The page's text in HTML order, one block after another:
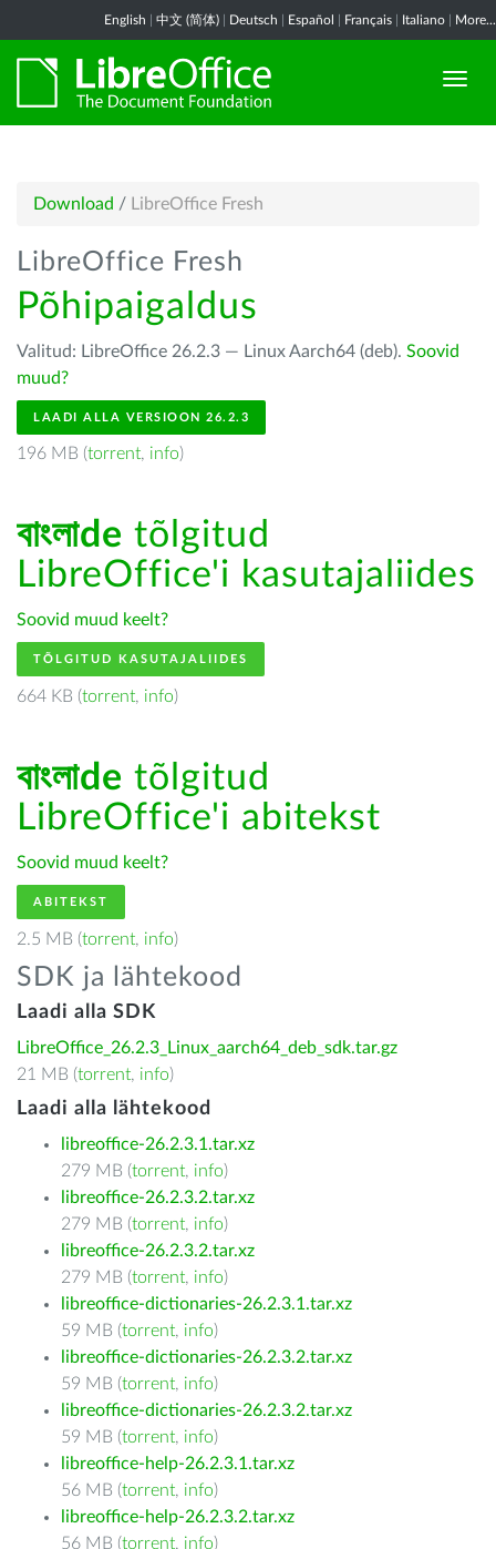
English 中文 (简体) Deutsch Español Français Italiano More...
Download / LibreOffice Fresh
LibreOffice Fresh
Põhipaigaldus
Valitud: LibreOffice 26.2.3 — Linux Aarch64 (deb). Soovid
muud?
LAADI ALLA VERSIOON 26.2.3
196 MB (torrent, info)
বাংলাde tõlgitud
LibreOffice'i kasutajaliides
Soovid muud keelt?
TÕLGITUD KASUTAJALIIDES
664 KB (torrent, info)
বাংলাde tõlgitud
LibreOffice'i abitekst
Soovid muud keelt?
ABITEKST
2.5 MB (torrent, info)
SDK ja lähtekood
Laadi alla SDK
LibreOffice_26.2.3_Linux_aarch64_deb_sdk.tar.gz
21 MB (torrent, info)
Laadi alla lähtekood
libreoffice-26.2.3.1.tar.xz
279 MB (torrent, info)
libreoffice-26.2.3.2.tar.xz
279 MB (torrent, info)
libreoffice-26.2.3.2.tar.xz
279 MB (torrent, info)
libreoffice-dictionaries-26.2.3.1.tar.xz
59 MB (torrent, info)
libreoffice-dictionaries-26.2.3.2.tar.xz
59 MB (torrent, info)
libreoffice-dictionaries-26.2.3.2.tar.xz
59 MB (torrent, info)
libreoffice-help-26.2.3.1.tar.xz
56 MB (torrent, info)
libreoffice-help-26.2.3.2.tar.xz
56 MB (torrent, info)